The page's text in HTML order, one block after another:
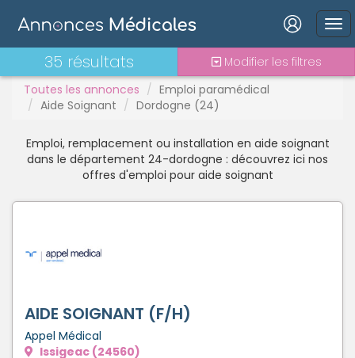
Connexion
Mot de passe oublié ?
Connexion
Toutes les annonces
Emploi paramédical
Aide Soignant
Dordogne (24)
35 résultats Modifier les filtres
Interne
Mutation
PAC
PH
Praticien contractuel
Statut TNS
Vacations
Emploi, remplacement ou installation en aide soignant
dans le département 24-dordogne : découvrez ici nos
offres d'emploi pour aide soignant
AIDE SOIGNANT (F/H)
Appel Médical
Issigeac (24560)